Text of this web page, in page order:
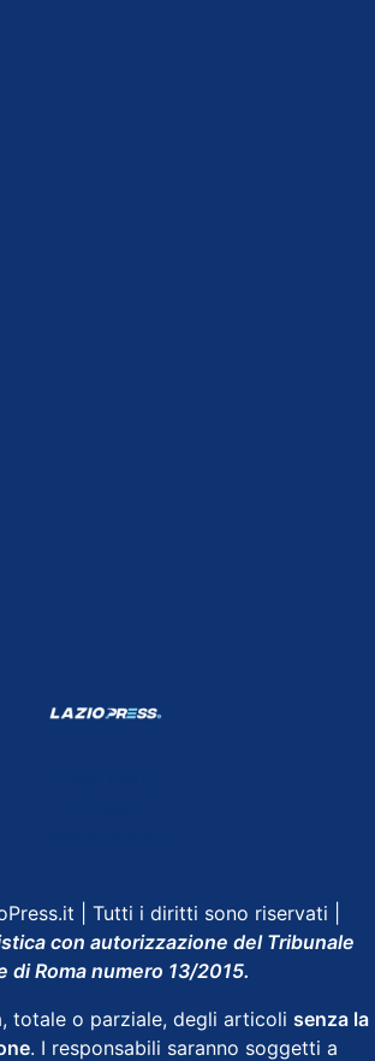
| Tutti i diritti sono riservati |
con autorizzazione del Tribunale
di Roma numero 13/2015.
totale o parziale, degli articoli senza la
. I responsabili saranno soggetti a